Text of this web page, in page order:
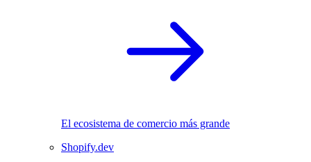
El ecosistema de comercio más grande
Shopify.dev